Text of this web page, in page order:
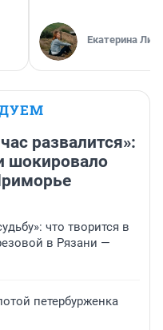
Екатерина
развалится»:
шокировало
что творится в
в Рязани —
петербурженка